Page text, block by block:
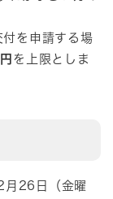
を申請する場
を上限としま
月26日（金曜